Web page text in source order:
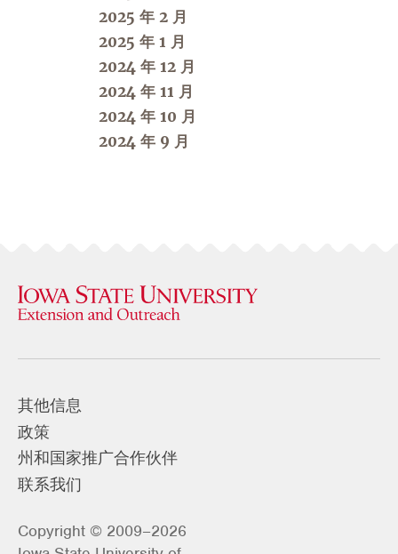
2025 年 2 月
2025 年 1 月
2024 年 12 月
2024 年 11 月
2024 年 10 月
2024 年 9 月
其他信息
政策
州和国家推广合作伙伴
联系我们
Copyright © 2009–2026